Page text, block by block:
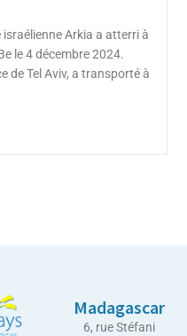
Arkia a atterri à
le 4 décembre 2024.
de Tel Aviv, a transporté à
Madagascar
6, rue Stéfani